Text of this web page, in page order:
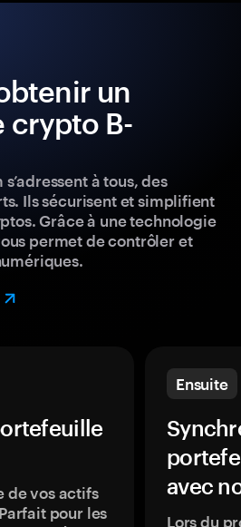
un
crypto B-
à tous, des
Ils sécurisent et simplifient
Grâce à une technologie
permet de contrôler et
de vos actifs
pour les
Ensuite
avec
Lors du